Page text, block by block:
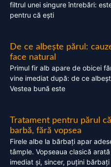
filtrul unei singure întrebări:
pentru că ești
De ce albește părul:
face natural
Primul fir alb apare de obicei
vine imediat după: de ce
Vestea bună este
Tratament pentru părul
barbă, fără vopsea
Firele albe la bărbați apar
tâmple. Vopseaua clasică
imediat și, sincer, puțini bărbați